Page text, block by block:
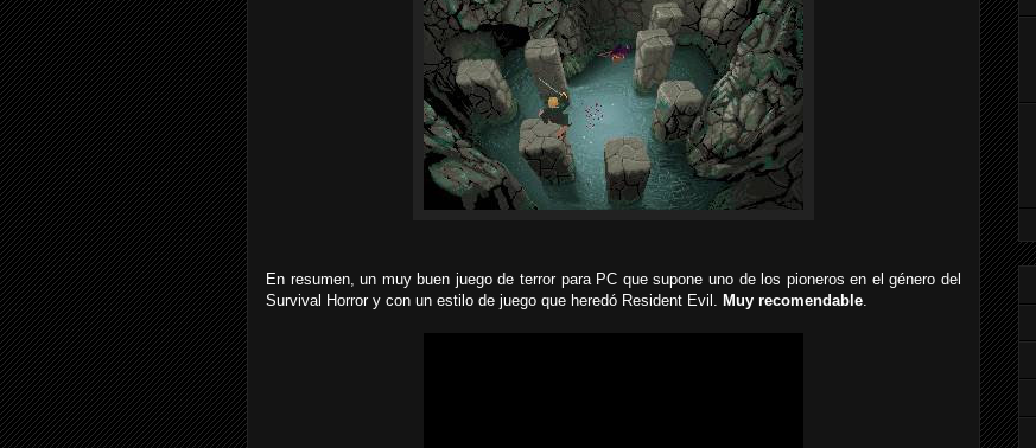
En resumen, un muy buen juego de terror para PC que supone uno de los pioneros en el género del
Survival Horror y con un estilo de juego que heredó Resident Evil. Muy recomendable.